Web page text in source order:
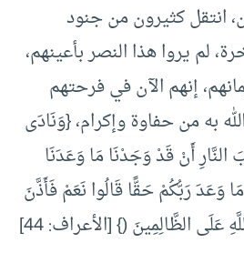
انتقل كثيرون من جنود
لم يروا هذا النصر بأعينهم،
إنهم الآن في فرحتهم
به من حفاوة وإكرام، {وَنَادَى
أَنْ قَدْ وَجَدْنَا مَا وَعَدَنَا
وَعَدَ رَبُّكُمْ حَقًّا قَالُوا نَعَمْ فَأَذَّنَ
عَلَى الظَّالِمِينَ (} [الأعراف: 44]